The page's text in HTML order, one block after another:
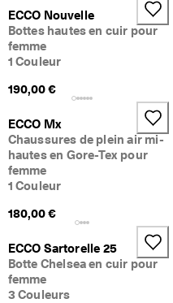
bénéficiez en exclusivité de
de produits, et plus
ECCO Nouvelle
Bottes hautes en cuir pour
femme
1 Couleur
190,00 €
ECCO Mx
Chaussures de plein air mi-
hautes en Gore-Tex pour
femme
1 Couleur
180,00 €
ECCO Sartorelle 25
Botte Chelsea en cuir pour
femme
3 Couleurs